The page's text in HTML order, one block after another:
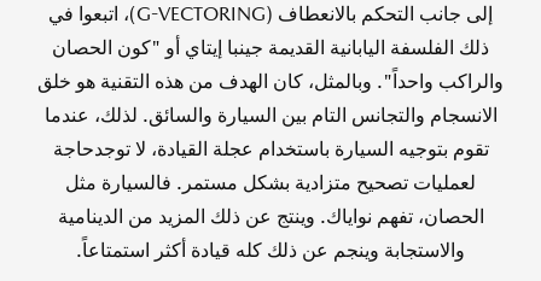
إلى جانب التحكم بالانعطاف (G-VECTORING)، اتبعوا في
ذلك الفلسفة اليابانية القديمة جينبا إيتاي أو "كون الحصان
والراكب واحداً". وبالمثل، كان الهدف من هذه التقنية هو خلق
الانسجام والتجانس التام بين السيارة والسائق. لذلك، عندما
تقوم بتوجيه السيارة باستخدام عجلة القيادة، لا توجدحاجة
لعمليات تصحيح متزادية بشكل مستمر. فالسيارة مثل
الحصان، تفهم نواياك. وينتج عن ذلك المزيد من الدينامية
والاستجابة وينجم عن ذلك كله قيادة أكثر استمتاعاً.